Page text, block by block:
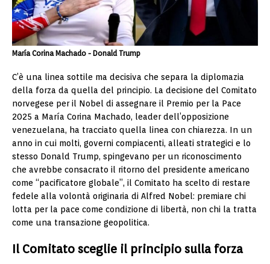
María Corina Machado - Donald Trump
C’è una linea sottile ma decisiva che separa la diplomazia
della forza da quella del principio. La decisione del Comitato
norvegese per il Nobel di assegnare il Premio per la Pace
2025 a María Corina Machado, leader dell’opposizione
venezuelana, ha tracciato quella linea con chiarezza. In un
anno in cui molti, governi compiacenti, alleati strategici e lo
stesso Donald Trump, spingevano per un riconoscimento
che avrebbe consacrato il ritorno del presidente americano
come “pacificatore globale”, il Comitato ha scelto di restare
fedele alla volontà originaria di Alfred Nobel: premiare chi
lotta per la pace come condizione di libertà, non chi la tratta
come una transazione geopolitica.
Il Comitato sceglie il principio sulla forza